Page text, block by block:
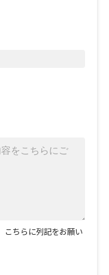
こちらに列記をお願い